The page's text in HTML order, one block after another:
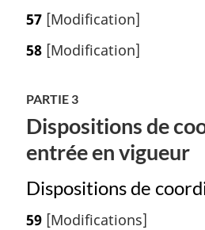
57 [Modification]
58 [Modification]
PARTIE 3
Dispositions de
entrée en vigueur
Dispositions de
59 [Modifications]